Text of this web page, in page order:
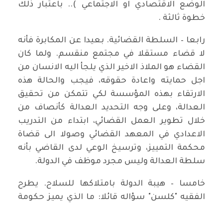
الوضع الاقتصادي او الاجتماعي ).. باعتبار ذلك
خطوة ثالثة .
رابعا – السلطة القضائية. بعيدا عن المكابرة فأنه
لا قضاء مستقلا في مجتمع منقسم. ولما كان
القضاء هو الملاذ الاخير الذي يلجأ اليه الانسان من
اجل حمايته واعادة حقوقه، فيجب والحالة هذه
الارتقاء بهذه المؤسسة لكي تتمكن من تحقيق
العدالة، وعلى وجه التحديد العدالة كأنصاف من
خلال تطوير العمل القضائي، ابتداء من التدريب
الاعدادي في المعهد القضائي وصولا الى قضاة
محكمة التمييز، وترسيخ الوعي لدى القاضي بأنه
سلطة العدالة وليس مجرد موظف في الدولة.
خامسا – هيبة الدولة بامتلاكها للسلاح. يطرح
الفقيه "كلسن" سؤاله قائلا: ما الذي يميز حكومة